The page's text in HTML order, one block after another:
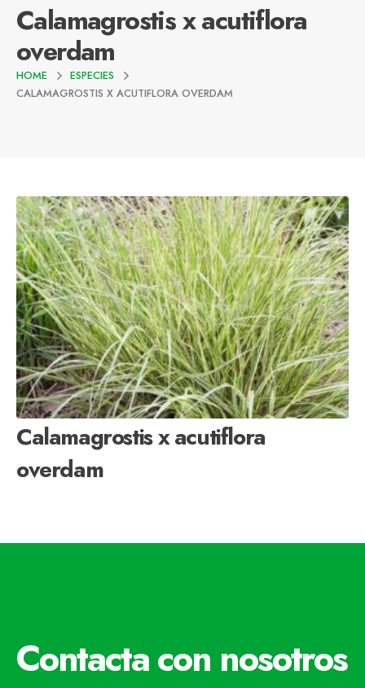
Calamagrostis x acutiflora
overdam
HOME
ESPECIES
CALAMAGROSTIS X ACUTIFLORA OVERDAM
Calamagrostis x acutiflora
overdam
Contacta con nosotros